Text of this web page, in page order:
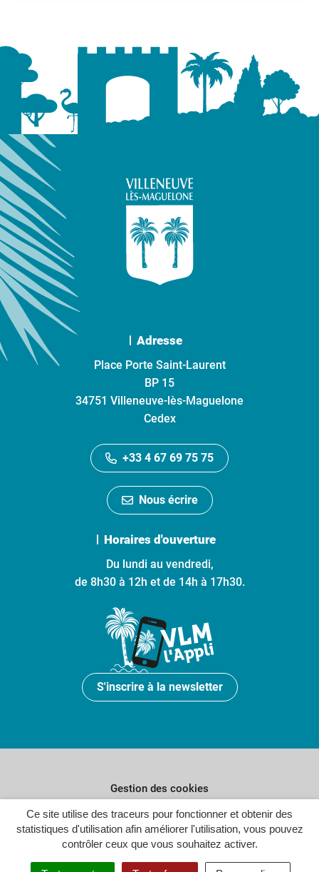
Ce site utilise des traceurs pour fonctionner et obtenir des
statistiques d'utilisation afin améliorer l'utilisation, vous pouvez
contrôler ceux que vous souhaitez activer.
Adresse
Place Porte Saint-Laurent
BP 15
34751 Villeneuve-lès-Maguelone
Cedex
+33 4 67 69 75 75
Nous écrire
Horaires d'ouverture
Du lundi au vendredi,
de 8h30 à 12h et de 14h à 17h30.
S'inscrire à la newsletter
Gestion des cookies
Plan du site
Politique de confidentialité
Crédits